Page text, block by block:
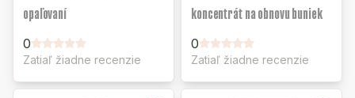
opaľovaní
0
Zatiaľ žiadne recenzie
koncentrát na obnovu buniek
0
Zatiaľ žiadne recenzie